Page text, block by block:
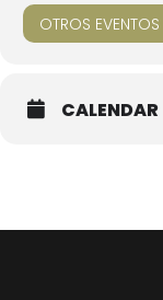
OTROS EVENTOS
CALENDAR